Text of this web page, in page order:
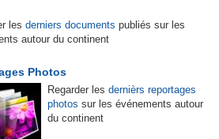
les derniers documents publiés sur les
autour du continent
Photos
Regarder les dernièrs reportages
photos sur les événements autour
du continent